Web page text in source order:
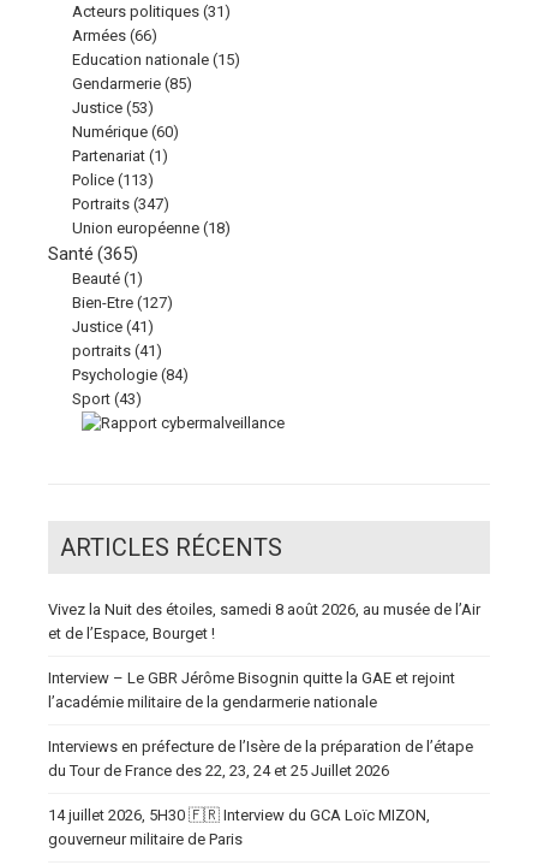
Acteurs politiques (31)
Armées (66)
Education nationale (15)
Gendarmerie (85)
Justice (53)
Numérique (60)
Partenariat (1)
Police (113)
Portraits (347)
Union européenne (18)
Santé (365)
Beauté (1)
Bien-Etre (127)
Justice (41)
portraits (41)
Psychologie (84)
Sport (43)
ARTICLES RÉCENTS
Vivez la Nuit des étoiles, samedi 8 août 2026, au musée de l’Air
et de l’Espace, Bourget !
Interview – Le GBR Jérôme Bisognin quitte la GAE et rejoint
l’académie militaire de la gendarmerie nationale
Interviews en préfecture de l’Isère de la préparation de l’étape
du Tour de France des 22, 23, 24 et 25 Juillet 2026
14 juillet 2026, 5H30 🇫🇷 Interview du GCA Loïc MIZON,
gouverneur militaire de Paris